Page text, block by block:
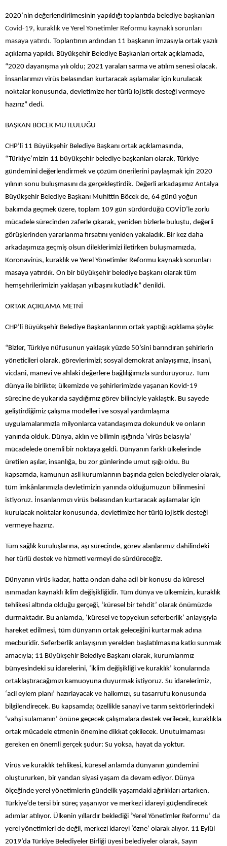
2020’nin değerlendirilmesinin yapıldığı toplantıda belediye başkanları
Covid-19, kuraklık ve Yerel Yönetimler Reformu kaynaklı sorunları
masaya yatırdı. Toplantının ardından 11 başkanın imzasıyla ortak yazılı
açıklama yapıldı. Büyükşehir Belediye Başkanları ortak açıklamada,
“2020 dayanışma yılı oldu; 2021 yaraları sarma ve atılım senesi olacak.
İnsanlarımızı virüs belasından kurtaracak aşılamalar için kurulacak
noktalar konusunda, devletimize her türlü lojistik desteği vermeye
hazırız” dedi.
BAŞKAN BÖCEK MUTLULUĞU
CHP’li 11 Büyükşehir Belediye Başkanı ortak açıklamasında,
“Türkiye’mizin 11 büyükşehir belediye başkanları olarak, Türkiye
gündemini değerlendirmek ve çözüm önerilerini paylaşmak için 2020
yılının sonu buluşmasını da gerçekleştirdik. Değerli arkadaşımız Antalya
Büyükşehir Belediye Başkanı Muhittin Böcek de, 64 günü yoğun
bakımda geçmek üzere, toplam 109 gün sürdürdüğü COVİD’le zorlu
mücadele sürecinden zaferle çıkarak, yeniden bizlerle buluştu, değerli
görüşlerinden yararlanma fırsatını yeniden yakaladık. Bir kez daha
arkadaşımıza geçmiş olsun dileklerimizi iletirken buluşmamızda,
Koronavirüs, kuraklık ve Yerel Yönetimler Reformu kaynaklı sorunları
masaya yatırdık. On bir büyükşehir belediye başkanı olarak tüm
hemşehrilerimizin yaklaşan yılbaşını kutladık” denildi.
ORTAK AÇIKLAMA METNİ
CHP’li Büyükşehir Belediye Başkanlarının ortak yaptığı açıklama şöyle:
“Bizler, Türkiye nüfusunun yaklaşık yüzde 50’sini barındıran şehirlerin
yöneticileri olarak, görevlerimizi; sosyal demokrat anlayışımız, insani,
vicdani, manevi ve ahlaki değerlere bağlılığımızla sürdürüyoruz. Tüm
dünya ile birlikte; ülkemizde ve şehirlerimizde yaşanan Kovid-19
sürecine de yukarıda saydığımız görev bilinciyle yaklaştık. Bu sayede
geliştirdiğimiz çalışma modelleri ve sosyal yardımlaşma
uygulamalarımızla milyonlarca vatandaşımıza dokunduk ve onların
yanında olduk. Dünya, aklın ve bilimin ışığında ‘virüs belasıyla’
mücadelede önemli bir noktaya geldi. Dünyanın farklı ülkelerinde
üretilen aşılar, insanlığa, bu zor günlerinde umut ışığı oldu. Bu
kapsamda, kamunun asli kurumlarının başında gelen belediyeler olarak,
tüm imkânlarımızla devletimizin yanında olduğumuzun bilinmesini
istiyoruz. İnsanlarımızı virüs belasından kurtaracak aşılamalar için
kurulacak noktalar konusunda, devletimize her türlü lojistik desteği
vermeye hazırız.
Tüm sağlık kuruluşlarına, aşı sürecinde, görev alanlarımız dahilindeki
her türlü destek ve hizmeti vermeyi de sürdüreceğiz.
Dünyanın virüs kadar, hatta ondan daha acil bir konusu da küresel
ısınmadan kaynaklı iklim değişikliğidir. Tüm dünya ve ülkemizin, kuraklık
tehlikesi altında olduğu gerçeği, ‘küresel bir tehdit’ olarak önümüzde
durmaktadır. Bu anlamda, ‘küresel ve topyekun seferberlik’ anlayışıyla
hareket edilmesi, tüm dünyanın ortak geleceğini kurtarmak adına
mecburidir. Seferberlik anlayışının yerelden başlatılmasına katkı sunmak
amacıyla; 11 Büyükşehir Belediye Başkanı olarak, kurumlarımız
bünyesindeki su idarelerini, ‘iklim değişikliği ve kuraklık’ konularında
ortaklaştıracağımızı kamuoyuna duyurmak istiyoruz. Su idarelerimiz,
‘acil eylem planı’ hazırlayacak ve halkımızı, su tasarrufu konusunda
bilgilendirecek. Bu kapsamda; özellikle sanayi ve tarım sektörlerindeki
‘vahşi sulamanın’ önüne geçecek çalışmalara destek verilecek, kuraklıkla
ortak mücadele etmenin önemine dikkat çekilecek. Unutulmaması
gereken en önemli gerçek şudur: Su yoksa, hayat da yoktur.
Virüs ve kuraklık tehlikesi, küresel anlamda dünyanın gündemini
oluştururken, bir yandan siyasi yaşam da devam ediyor. Dünya
ölçeğinde yerel yönetimlerin gündelik yaşamdaki ağırlıkları artarken,
Türkiye’de tersi bir süreç yaşanıyor ve merkezi idareyi güçlendirecek
adımlar atılıyor. Ülkenin yıllardır beklediği ‘Yerel Yönetimler Reformu’ da
yerel yönetimleri de değil, merkezi idareyi ‘özne’ olarak alıyor. 11 Eylül
2019’da Türkiye Belediyeler Birliği üyesi belediyeler olarak, Sayın